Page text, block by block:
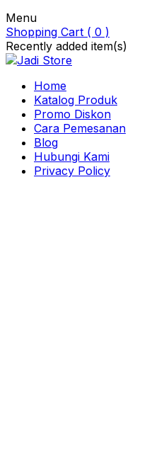
Menu
Shopping Cart ( 0 )
Recently added item(s)
Home
Katalog Produk
Promo Diskon
Cara Pemesanan
Blog
Hubungi Kami
Privacy Policy